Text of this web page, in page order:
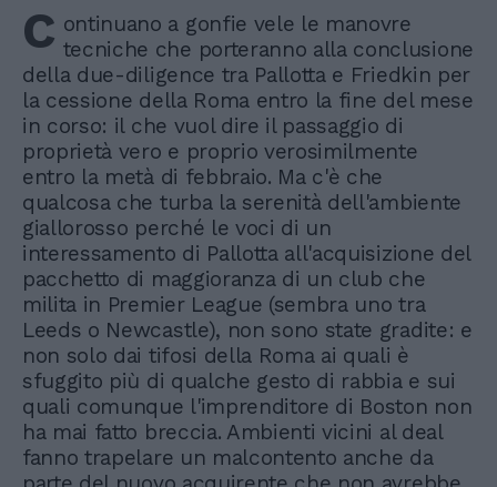
C ontinuano a gonfie vele le manovre
tecniche che porteranno alla conclusione
della due-diligence tra Pallotta e Friedkin per
la cessione della Roma entro la fine del mese
in corso: il che vuol dire il passaggio di
proprietà vero e proprio verosimilmente
entro la metà di febbraio. Ma c'è che
qualcosa che turba la serenità dell'ambiente
giallorosso perché le voci di un
interessamento di Pallotta all'acquisizione del
pacchetto di maggioranza di un club che
milita in Premier League (sembra uno tra
Leeds o Newcastle), non sono state gradite: e
non solo dai tifosi della Roma ai quali è
sfuggito più di qualche gesto di rabbia e sui
quali comunque l'imprenditore di Boston non
ha mai fatto breccia. Ambienti vicini al deal
fanno trapelare un malcontento anche da